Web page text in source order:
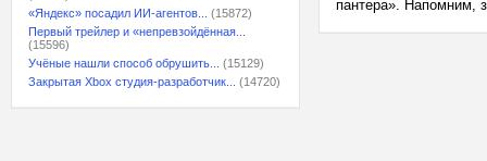
«Яндекс» посадил ИИ-агентов...
(15872)
Первый трейлер и «непревзойдённая...
(15596)
Учёные нашли способ обрушить...
(15129)
Закрытая Xbox студия-разработчик...
(14720)
пантера». Напомним,